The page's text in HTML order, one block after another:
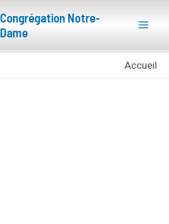
Congrégation Notre-
Dame
Accueil